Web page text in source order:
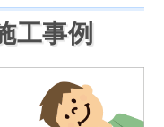
工事例